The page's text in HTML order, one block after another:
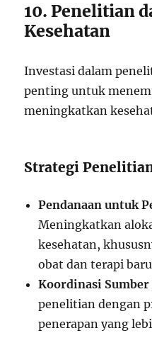
10. Penelitian
Kesehatan
Investasi dalam
penting untuk
meningkatkan
Strategi
Pendanaan untuk
Meningkatkan
kesehatan,
obat dan terapi
Koordinasi Sumber
penelitian dengan
penerapan yang